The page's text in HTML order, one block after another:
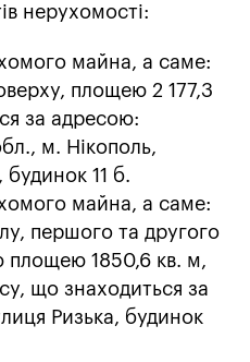
нерухомості:
майна, а саме:
площею 2 177,3
за адресою:
м. Нікополь,
будинок 11 б.
майна, а саме:
першого та другого
площею 1850,6 кв. м,
що знаходиться за
Ризька, будинок